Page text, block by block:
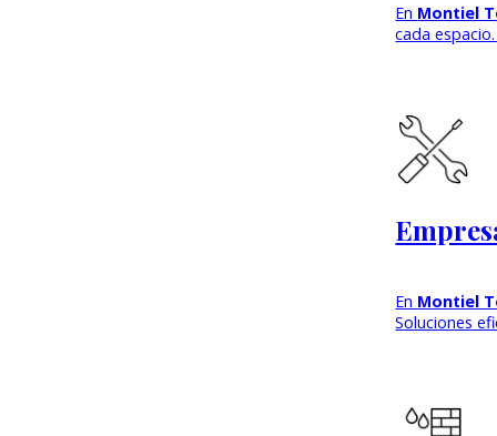
En Montiel
cada
En Montiel
Soluciones